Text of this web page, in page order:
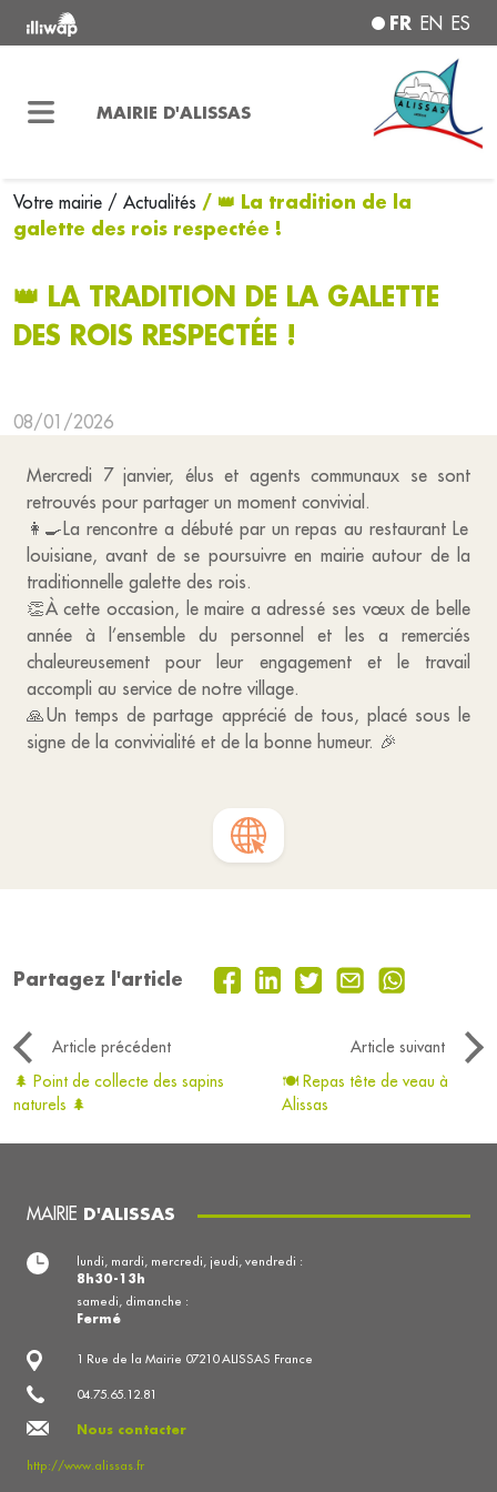
FR EN ES
MAIRIE D'ALISSAS
Votre mairie / Actualités / 👑 La tradition de la
galette des rois respectée !
👑 LA TRADITION DE LA GALETTE
DES ROIS RESPECTÉE !
08/01/2026
Mercredi 7 janvier, élus et agents communaux se sont
retrouvés pour partager un moment convivial.
👩‍🍳La rencontre a débuté par un repas au restaurant Le
louisiane, avant de se poursuivre en mairie autour de la
traditionnelle galette des rois.
👏À cette occasion, le maire a adressé ses vœux de belle
année à l’ensemble du personnel et les a remerciés
chaleureusement pour leur engagement et le travail
accompli au service de notre village.
🙏Un temps de partage apprécié de tous, placé sous le
signe de la convivialité et de la bonne humeur. 🎉
Partagez l'article
Article précédent
Article suivant
🌲 Point de collecte des sapins
naturels 🌲
🍽️ Repas tête de veau à
Alissas
MAIRIE D'ALISSAS
1 Rue de la Mairie 07210 ALISSAS France
04.75.65.12.81
Nous contacter
http://www.alissas.fr
lundi, mardi, mercredi, jeudi, vendredi :
8h30-13h
samedi, dimanche :
Fermé